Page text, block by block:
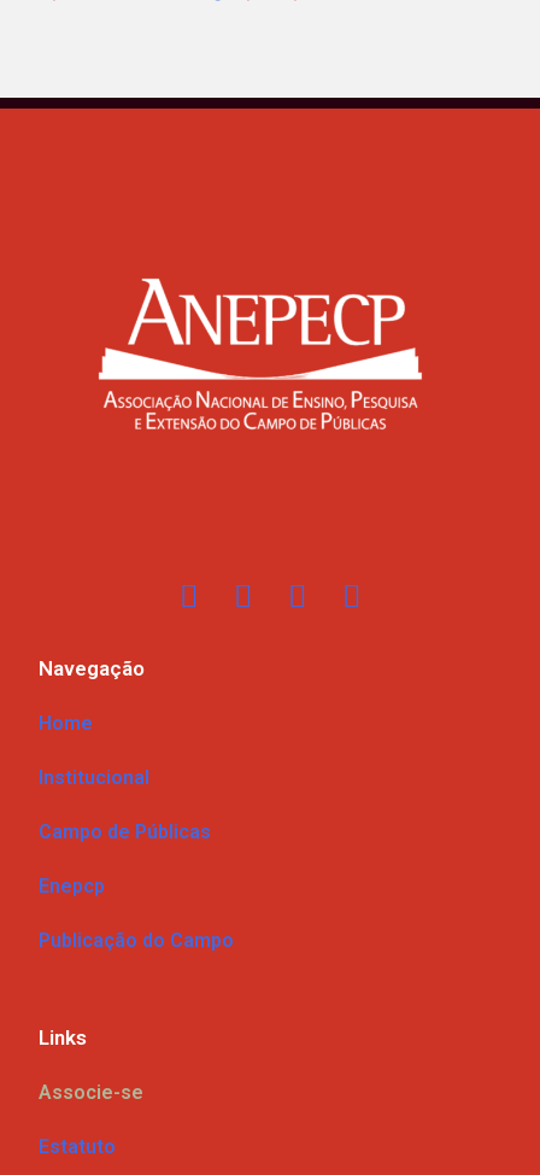
Navegação
Home
Institucional
Campo de Públicas
Enepcp
Publicação do Campo
Links
Associe-se
Estatuto